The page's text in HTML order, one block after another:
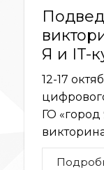
Я и IT-
12-17
ГО «город